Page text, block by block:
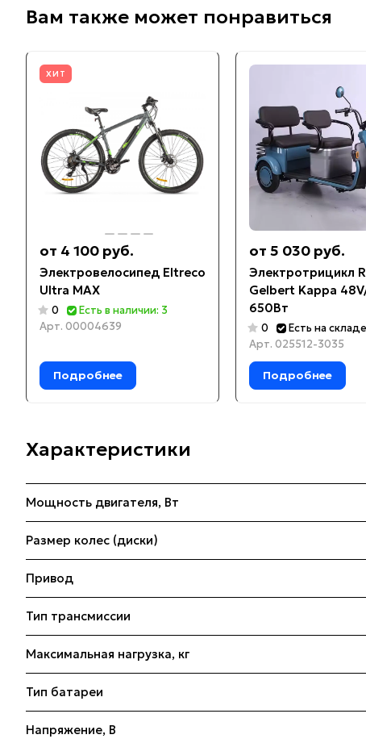
Вам также может понравиться
ХИТ
от 4 100 руб.
Электровелосипед Eltreco
Ultra MAX
0
Есть в наличии: 3
Арт. 00004639
Подробнее
от 5 030 руб.
Электротрицикл
Gelbert Kappa
650Вт
0
Есть на складе
Арт. 025512-3035
Подробнее
Характеристики
Мощность двигателя, Вт
Размер колес (диски)
Привод
Тип трансмиссии
Максимальная нагрузка, кг
Тип батареи
Напряжение, В